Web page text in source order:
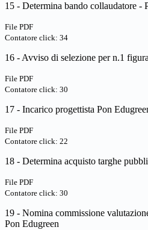
15 - Determina bando collaudatore -
File PDF
Contatore click: 34
16 - Avviso di selezione per n.1
File PDF
Contatore click: 30
17 - Incarico progettista Pon
File PDF
Contatore click: 22
18 - Determina acquisto targhe
File PDF
Contatore click: 30
19 - Nomina commissione
Pon Edugreen